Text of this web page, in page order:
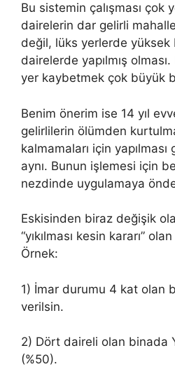
Bu sistemin çalışması çok
dairelerin dar gelirli
değil, lüks yerlerde yüksek
dairelerde yapılmış
yer kaybetmek çok büyük
Benim önerim ise 14 yıl
gelirlilerin ölümden
kalmamaları için
aynı. Bunun işlemesi için
nezdinde uygulamaya
Eskisinden biraz değişik
“yıkılması kesin kararı”
Örnek:
1) İmar durumu 4 kat olan
verilsin.
2) Dört daireli olan binada
(%50).